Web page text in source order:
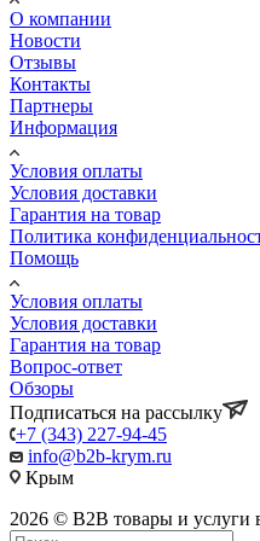
О компании
Новости
Отзывы
Контакты
Партнеры
Информация
Условия оплаты
Условия доставки
Гарантия на товар
Политика
Помощь
Условия оплаты
Условия доставки
Гарантия на товар
Вопрос-ответ
Обзоры
Подписаться на рассылку
+7 (343) 227-94-45
info@b2b-krym.ru
Крым
2026 © B2B товары и услуги